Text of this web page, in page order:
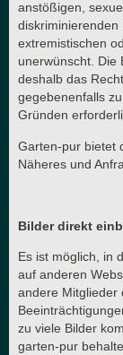
anstößigen,
diskriminierenden
extremistischen
unerwünscht. Die
deshalb das
gegebenenfalls
Gründen
Garten-pur bietet
Näheres und
Bilder direkt
Es ist möglich, in
auf anderen
andere Mitglieder
zu viele Bilder
garten-pur